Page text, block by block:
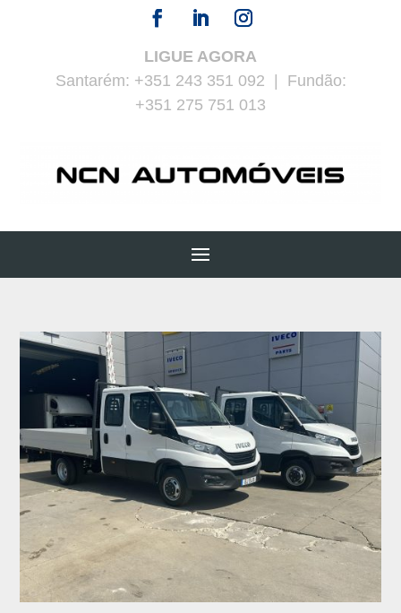
LIGUE AGORA
Santarém: +351 243 351 092 | Fundão:
+351 275 751 013